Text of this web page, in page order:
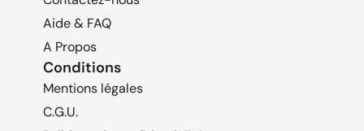
Aide & FAQ
A Propos
Conditions
Mentions légales
C.G.U.